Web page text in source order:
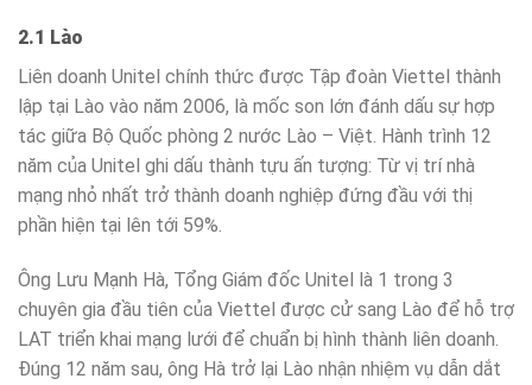
2.1 Lào
Liên doanh Unitel chính thức được Tập đoàn Viettel thành
lập tại Lào vào năm 2006, là mốc son lớn đánh dấu sự hợp
tác giữa Bộ Quốc phòng 2 nước Lào – Việt. Hành trình 12
năm của Unitel ghi dấu thành tựu ấn tượng: Từ vị trí nhà
mạng nhỏ nhất trở thành doanh nghiệp đứng đầu với thị
phần hiện tại lên tới 59%.
Ông Lưu Mạnh Hà, Tổng Giám đốc Unitel là 1 trong 3
chuyên gia đầu tiên của Viettel được cử sang Lào để hỗ trợ
LAT triển khai mạng lưới để chuẩn bị hình thành liên doanh.
Đúng 12 năm sau, ông Hà trở lại Lào nhận nhiệm vụ dẫn dắt